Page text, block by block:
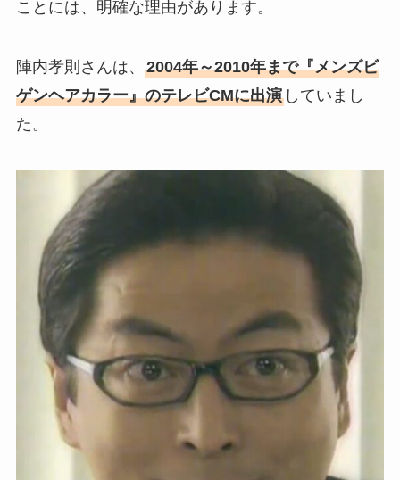
ことには、明確な理由があります。
陣内孝則さんは、 2004年～2010年まで『メンズビ
ゲンヘアカラー』のテレビCMに出演していまし
た。